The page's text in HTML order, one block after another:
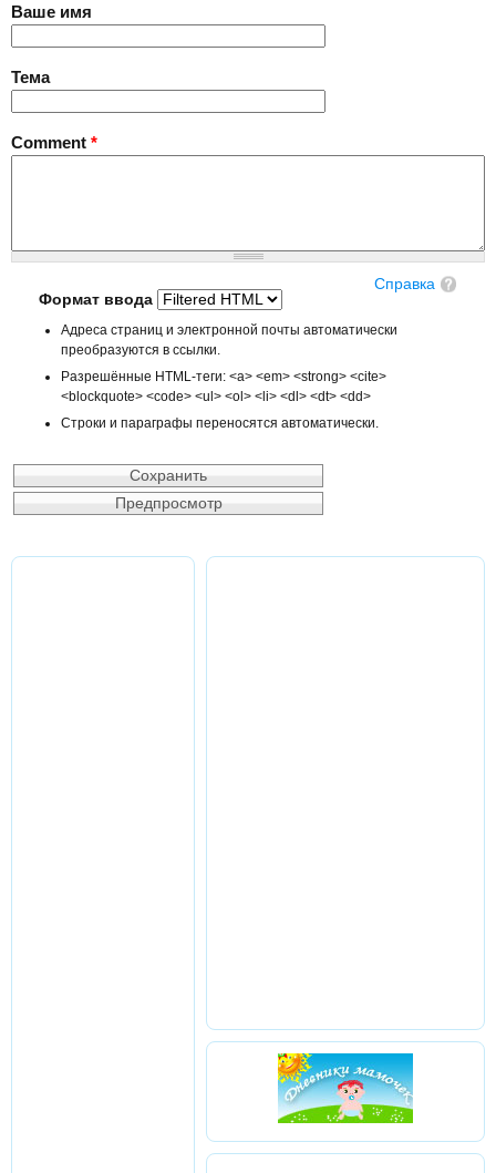
Ваше имя
Тема
Comment *
Справка
Формат ввода
Адреса страниц и электронной почты автоматически
преобразуются в ссылки.
Разрешённые HTML-теги: <a> <em> <strong> <cite>
<blockquote> <code> <ul> <ol> <li> <dl> <dt> <dd>
Строки и параграфы переносятся автоматически.